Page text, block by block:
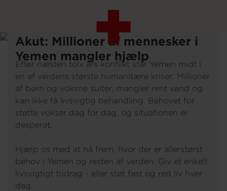
Gå
hovedindhold
Akut: Millioner af mennesker i
Yemen mangler hjælp
Efter næsten tolv års konflikt står Yemen midt i
en af verdens største humanitære kriser. Millioner
af børn og voksne sulter, mangler rent vand og
kan ikke få livsvigtig behandling. Behovet for
støtte vokser dag for dag, og situationen er
desperat.
Hjælp os med at nå frem, hvor der er allerstørst
behov i Yemen og resten af verden. Giv et enkelt
livsvigtigt bidrag - eller støt fast og red liv hver
dag.